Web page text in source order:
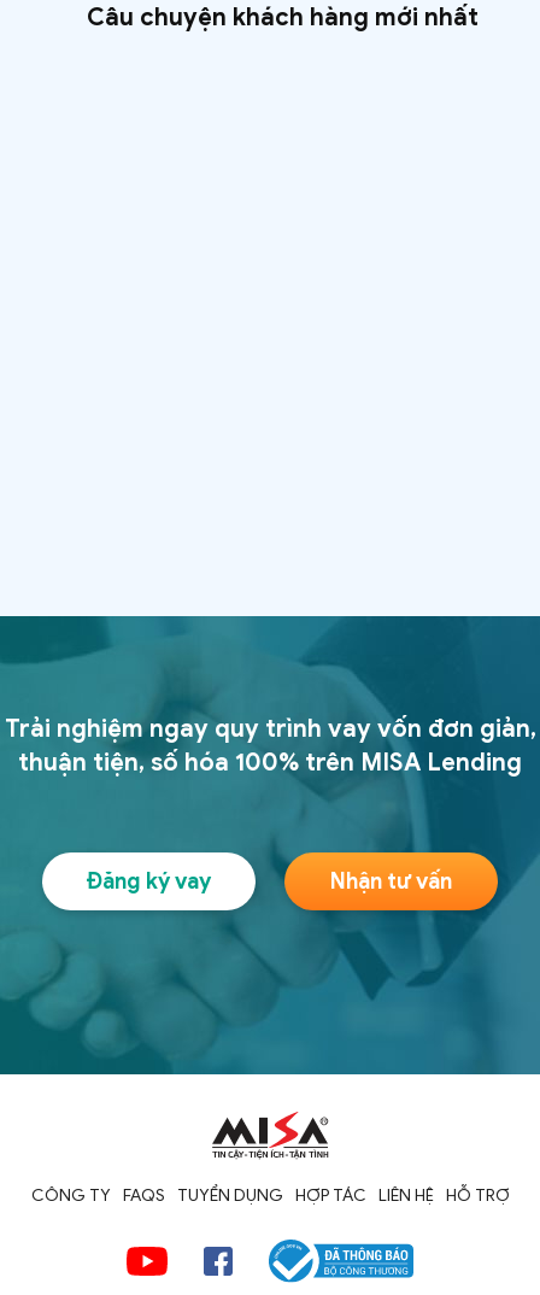
Câu chuyện khách hàng mới nhất
Trải nghiệm ngay quy trình vay vốn đơn giản,
thuận tiện,số hóa 100% trên MISA Lending
Đăng ký vay Nhận tư vấn
CÔNG TY FAQS TUYỂN DỤNG HỢP TÁC LIÊN HỆ HỖ TRỢ